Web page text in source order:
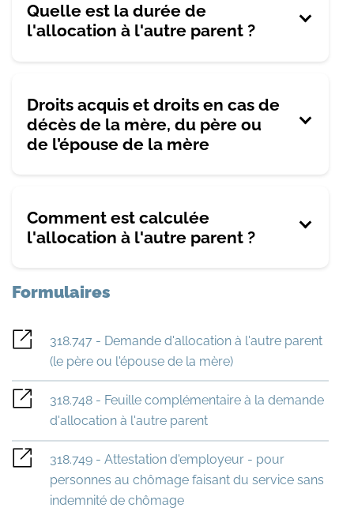
Quelle est la durée de
l'allocation à l'autre parent ?
Droits acquis et droits en cas de
décès de la mère, du père ou
de l’épouse de la mère
Comment est calculée
l'allocation à l'autre parent ?
Formulaires
318.747 - Demande d'allocation à l'autre parent
(le père ou l'épouse de la mère)
318.748 - Feuille complémentaire à la demande
d'allocation à l'autre parent
318.749 - Attestation d'employeur - pour
personnes au chômage faisant du service sans
indemnité de chômage